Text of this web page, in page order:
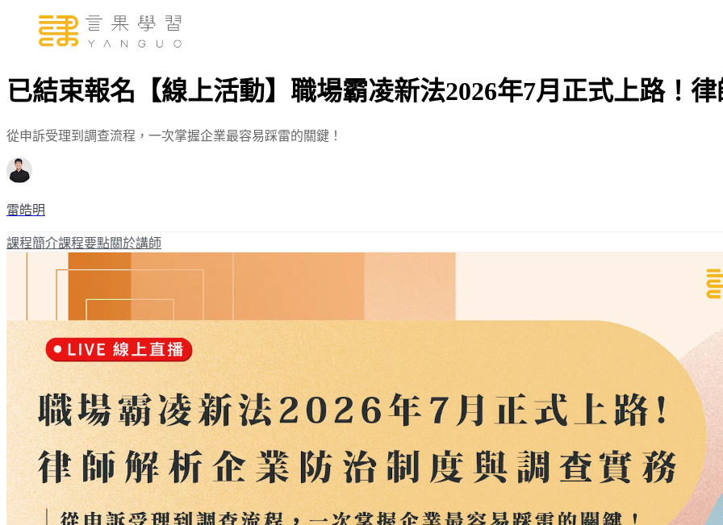
已結束報名【線上活動】職場霸凌新法2026年7月正式上路！
從申訴受理到調查流程，一次掌握企業最容易踩雷的關鍵！
雷皓明
課程簡介課程要點關於講師